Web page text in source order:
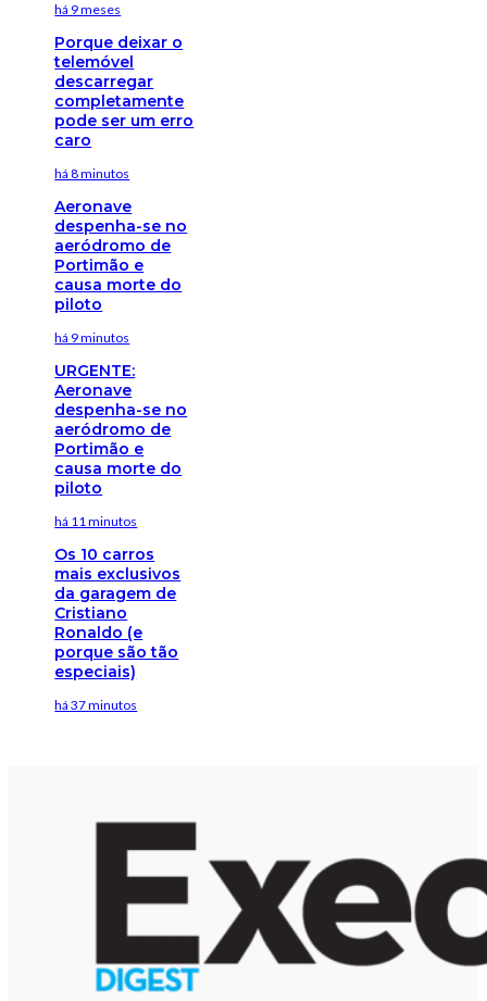
há 9 meses
Porque deixar o
telemóvel
descarregar
completamente
pode ser um erro
caro
há 8 minutos
Aeronave
despenha-se no
aeródromo de
Portimão e
causa morte do
piloto
há 9 minutos
URGENTE:
Aeronave
despenha-se no
aeródromo de
Portimão e
causa morte do
piloto
há 11 minutos
Os 10 carros
mais exclusivos
da garagem de
Cristiano
Ronaldo (e
porque são tão
especiais)
há 37 minutos